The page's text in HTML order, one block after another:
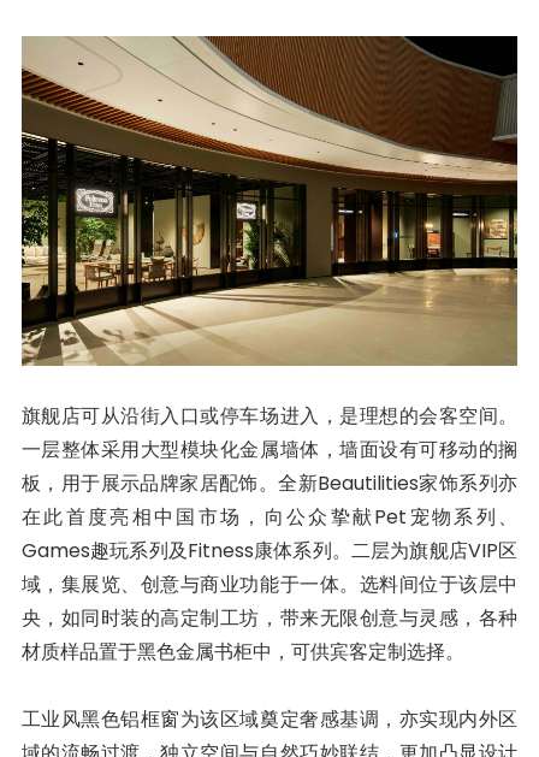
旗舰店可从沿街入口或停车场进入，是理想的会客空间。
一层整体采用大型模块化金属墙体，墙面设有可移动的搁
板，用于展示品牌家居配饰。全新Beautilities家饰系列亦
在此首度亮相中国市场，向公众挚献Pet宠物系列、
Games趣玩系列及Fitness康体系列。二层为旗舰店VIP区
域，集展览、创意与商业功能于一体。选料间位于该层中
央，如同时装的高定制工坊，带来无限创意与灵感，各种
材质样品置于黑色金属书柜中，可供宾客定制选择。
工业风黑色铝框窗为该区域奠定奢感基调，亦实现内外区